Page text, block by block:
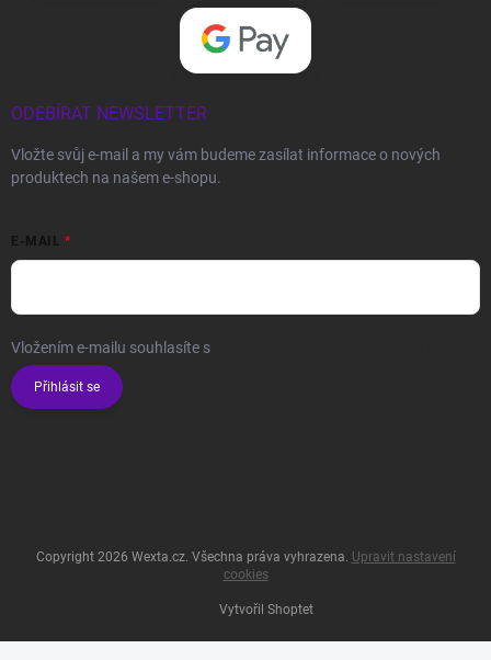
ODEBÍRAT NEWSLETTER
Vložte svůj e-mail a my vám budeme zasílat informace o nových
produktech na našem e-shopu.
E-MAIL
Vložením e-mailu souhlasíte s
Přihlásit se
Vytvořil Shoptet
Copyright 2026 Wexta.cz. Všechna práva vyhrazena. Upravit nastavení
cookies